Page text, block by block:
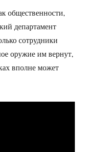
общественности,
департамент
сотрудники
оружие им вернут,
вполне может